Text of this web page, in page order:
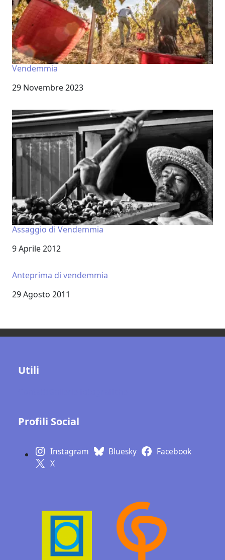
Vendemmia
Data
29 Novembre 2023
Assaggio di Vendemmia
Data
9 Aprile 2012
Anteprima di vendemmia
Data
29 Agosto 2011
Utili
Profili Social
Instagram Bluesky
Facebook
X